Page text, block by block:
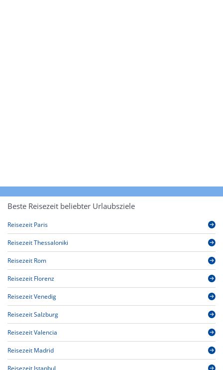
Beste Reisezeit beliebter Urlaubsziele
Reisezeit Paris
Reisezeit Thessaloniki
Reisezeit Rom
Reisezeit Florenz
Reisezeit Venedig
Reisezeit Salzburg
Reisezeit Valencia
Reisezeit Madrid